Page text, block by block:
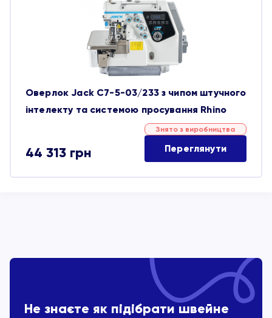
Оверлок Jack C7-5-03/233 з чипом штучного
інтелекту та системою просування Rhino
44 313 грн
Знято з виробництва
Переглянути
Не знаєте як підібрати швейне